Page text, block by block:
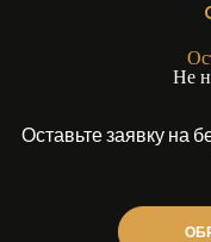
Не
Оставьте заявку на